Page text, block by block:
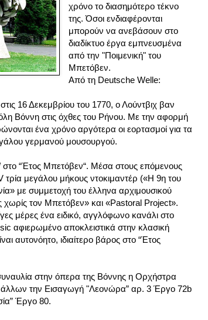
χρόνο το διασημότερο τέκνο
της. Όσοι ενδιαφέρονται
μπορούν να ανεβάσουν στο
διαδίκτυο έργα εμπνευσμένα
από την "Ποιμενική" του
Μπετόβεν.
Από τη Deutsche Welle:
16 Δεκεμβρίου του 1770, ο Λούντβιχ βαν
Βόννη στις όχθες του Ρήνου. Με την αφορμή
ένα χρόνο αργότερα οι εορτασμοί για τα
γερμανού μουσουργού.
στο “Έτος Μπετόβεν“. Μέσα στους επόμενους
μεγάλου μήκους ντοκιμαντέρ («Η 9η του
με συμμετοχή του έλληνα αρχιμουσικού
τον Μπετόβεν» και «Pastoral Project».
μέρες ένα ειδικό, αγγλόφωνο κανάλι στο
αφιερωμένο αποκλειστικά στην κλασική
αυτονόητο, ιδιαίτερο βάρος στο “Έτος
στην όπερα της Βόννης η Ορχήστρα
άλλων την Εισαγωγή "Λεονώρα” αρ. 3 Έργο 72b
Έργο 80.